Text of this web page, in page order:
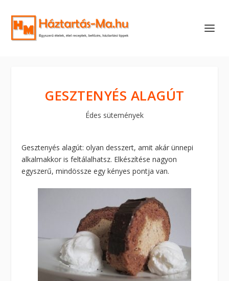
GESZTENYÉS ALAGÚT
Édes sütemények
Gesztenyés alagút: olyan desszert, amit akár ünnepi
alkalmakkor is feltálalhatsz. Elkészítése nagyon
egyszerű, mindössze egy kényes pontja van.